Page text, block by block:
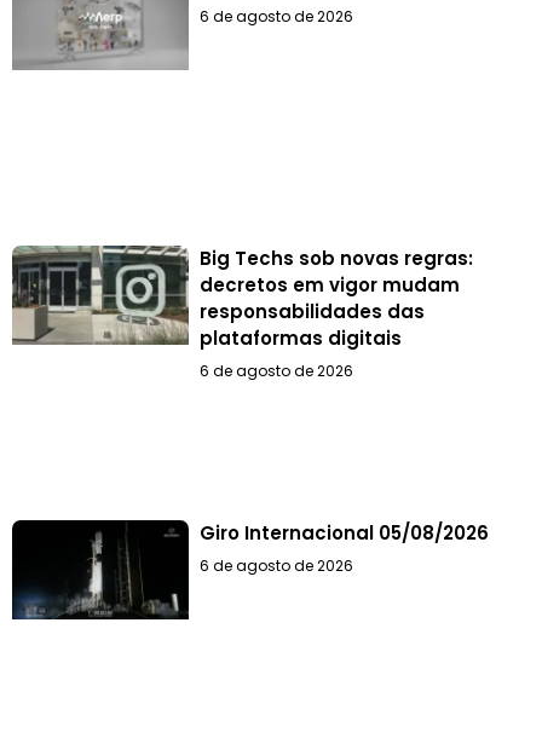
6 de agosto de 2026
Big Techs sob novas regras:
decretos em vigor mudam
responsabilidades das
plataformas digitais
6 de agosto de 2026
Giro Internacional 05/08/2026
6 de agosto de 2026